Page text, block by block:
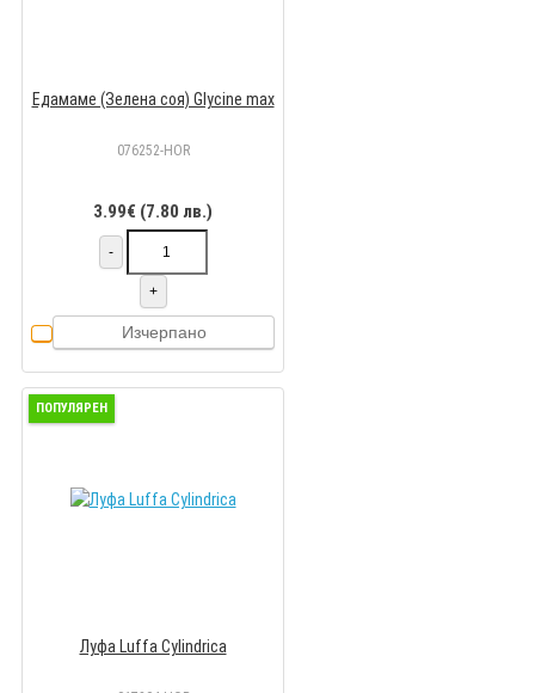
Едамаме (Зелена соя) Glycine max
076252-HOR
3.99€ (7.80 лв.)
-
+
Изчерпано
ПОПУЛЯРЕН
Луфа Luffa Cylindrica